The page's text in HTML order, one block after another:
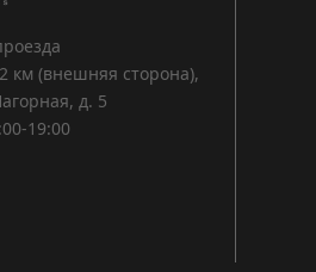
км (внешняя сторона),
д. 5
19:00